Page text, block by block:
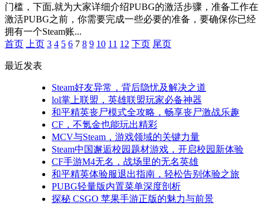
门槛，下面,就为大家详细介绍PUBG的激活步骤，准备工作在
激活PUBG之前，你需要完成一些必要的准备，要确保你已经
拥有一个Steam账...
首页
上页 3 4 5 6 7 8 9 10 11 12 下页 尾页
最近发表
Steam好友异常，背后隐忧及解决之道
lol掌上联盟，英雄联盟玩家必备神器
和平精英丧尸模式全攻略，畅享丧尸激战乐趣
CF，不氪金也能玩出精彩
MCV与Steam，游戏领域的关键力量
Steam中国邂逅校园题材游戏，开启校园新体验
CF手游M4无名，战场里的无名英雄
和平精英体验服退出指南，轻松告别体验之旅
PUBG轻量版内置菜单深度剖析
探秘 CSGO 苹果手游正版的魅力与前景